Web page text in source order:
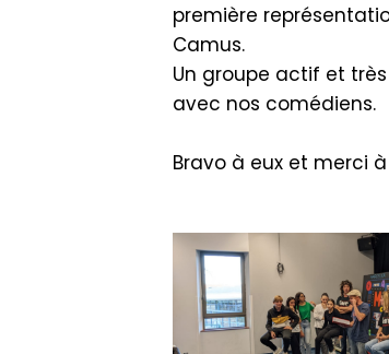
première
Camus.
Un groupe actif et
avec nos comédiens.
Bravo à eux et merci